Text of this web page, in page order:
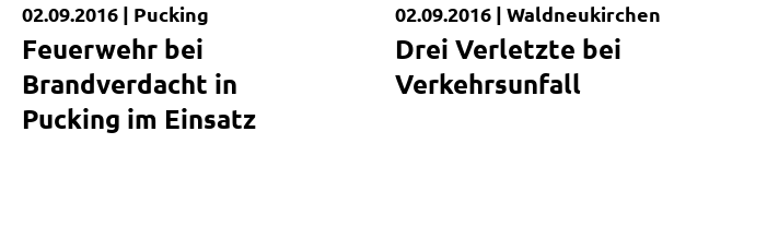
Kurzmeldung
02.09.2016 | Pucking
Feuerwehr bei
Brandverdacht in
Pucking im Einsatz
Kurzmeldung
02.09.2016 | Waldneukirchen
Drei Verletzte bei
Verkehrsunfall